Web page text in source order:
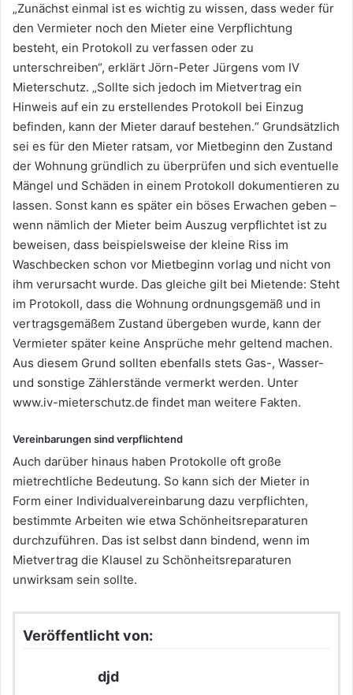
„Zunächst einmal ist es wichtig zu wissen, dass weder für
den Vermieter noch den Mieter eine Verpflichtung
besteht, ein Protokoll zu verfassen oder zu
unterschreiben“, erklärt Jörn-Peter Jürgens vom IV
Mieterschutz. „Sollte sich jedoch im Mietvertrag ein
Hinweis auf ein zu erstellendes Protokoll bei Einzug
befinden, kann der Mieter darauf bestehen.“ Grundsätzlich
sei es für den Mieter ratsam, vor Mietbeginn den Zustand
der Wohnung gründlich zu überprüfen und sich eventuelle
Mängel und Schäden in einem Protokoll dokumentieren zu
lassen. Sonst kann es später ein böses Erwachen geben –
wenn nämlich der Mieter beim Auszug verpflichtet ist zu
beweisen, dass beispielsweise der kleine Riss im
Waschbecken schon vor Mietbeginn vorlag und nicht von
ihm verursacht wurde. Das gleiche gilt bei Mietende: Steht
im Protokoll, dass die Wohnung ordnungsgemäß und in
vertragsgemäßem Zustand übergeben wurde, kann der
Vermieter später keine Ansprüche mehr geltend machen.
Aus diesem Grund sollten ebenfalls stets Gas-, Wasser-
und sonstige Zählerstände vermerkt werden. Unter
www.iv-mieterschutz.de findet man weitere Fakten.
Vereinbarungen sind verpflichtend
Auch darüber hinaus haben Protokolle oft große
mietrechtliche Bedeutung. So kann sich der Mieter in
Form einer Individualvereinbarung dazu verpflichten,
bestimmte Arbeiten wie etwa Schönheitsreparaturen
durchzuführen. Das ist selbst dann bindend, wenn im
Mietvertrag die Klausel zu Schönheitsreparaturen
unwirksam sein sollte.
Veröffentlicht von:
djd